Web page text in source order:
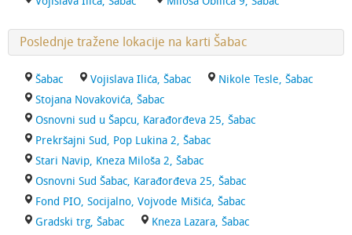
Poslednje tražene lokacije na karti Šabac
Šabac Vojislava Ilića, Šabac
Nikole Tesle, Šabac
Stojana Novakovića, Šabac
Osnovni sud u Šapcu, Karađorđeva 25, Šabac
Prekršajni Sud, Pop Lukina 2, Šabac
Stari Navip, Kneza Miloša 2, Šabac
Osnovni Sud Šabac, Karađorđeva 25, Šabac
Fond PIO, Socijalno, Vojvode Mišića, Šabac
Gradski trg, Šabac
Kneza Lazara, Šabac